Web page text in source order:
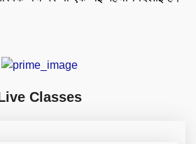
Classes